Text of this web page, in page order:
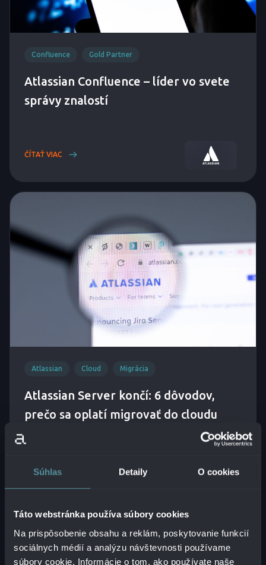
Súhlas Detaily O cookies
Táto webstránka používa súbory cookies
Na prispôsobenie obsahu a reklám, poskytovanie funkcií
sociálnych médií a analýzu návštevnosti používame
súbory cookie. Informácie o tom, ako používate naše
Confluence Gold Partner
Atlassian Confluence – líder vo svete
správy znalostí
ČÍTAŤ VIAC
Atlassian Cloud Migrácia
Atlassian Server končí: 6 dôvodov,
prečo sa oplatí migrovať do cloudu
ČÍTAŤ VIAC